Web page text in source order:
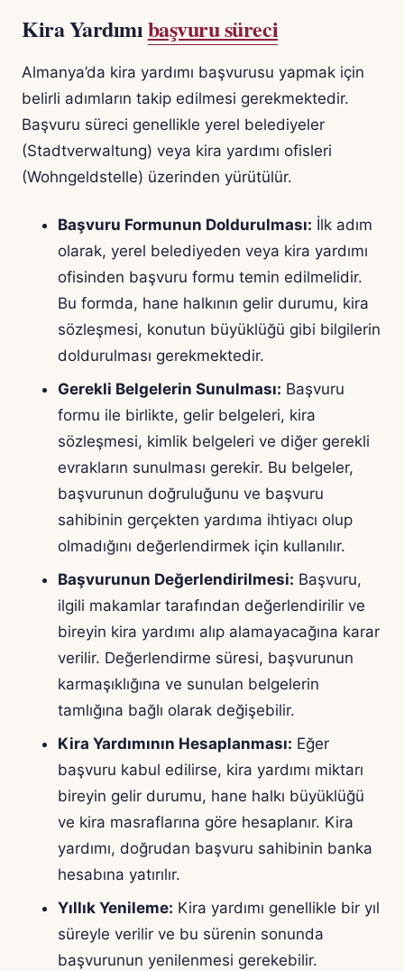
Kira Yardımıbaşvuru süreci
Almanya’da kira yardımı başvurusu yapmak için
belirli adımların takip edilmesi gerekmektedir.
Başvuru süreci genellikle yerel belediyeler
(Stadtverwaltung) veya kira yardımı ofisleri
(Wohngeldstelle) üzerinden yürütülür.
Başvuru Formunun Doldurulması: İlk adım
olarak, yerel belediyeden veya kira yardımı
ofisinden başvuru formu temin edilmelidir.
Bu formda, hane halkının gelir durumu, kira
sözleşmesi, konutun büyüklüğü gibi bilgilerin
doldurulması gerekmektedir.
Gerekli Belgelerin Sunulması: Başvuru
formu ile birlikte, gelir belgeleri, kira
sözleşmesi, kimlik belgeleri ve diğer gerekli
evrakların sunulması gerekir. Bu belgeler,
başvurunun doğruluğunu ve başvuru
sahibinin gerçekten yardıma ihtiyacı olup
olmadığını değerlendirmek için kullanılır.
Başvurunun Değerlendirilmesi: Başvuru,
ilgili makamlar tarafından değerlendirilir ve
bireyin kira yardımı alıp alamayacağına karar
verilir. Değerlendirme süresi, başvurunun
karmaşıklığına ve sunulan belgelerin
tamlığına bağlı olarak değişebilir.
Kira Yardımının Hesaplanması: Eğer
başvuru kabul edilirse, kira yardımı miktarı
bireyin gelir durumu, hane halkı büyüklüğü
ve kira masraflarına göre hesaplanır. Kira
yardımı, doğrudan başvuru sahibinin banka
hesabına yatırılır.
Yıllık Yenileme: Kira yardımı genellikle bir yıl
süreyle verilir ve bu sürenin sonunda
başvurunun yenilenmesi gerekebilir.